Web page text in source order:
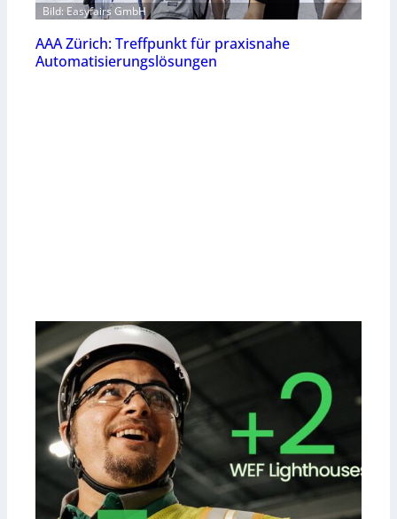
Bild: Easyfairs GmbH
AAA Zürich: Treffpunkt für praxisnahe
Automatisierungslösungen